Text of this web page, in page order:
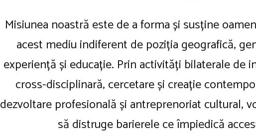
Misiunea noastră este de a forma și susține
acest mediu indiferent de poziția geografică,
experiență și educație. Prin activități bilaterale de
cross-disciplinară, cercetare și creație
dezvoltare profesională și antreprenoriat cultural,
să distruge barierele ce împiedică